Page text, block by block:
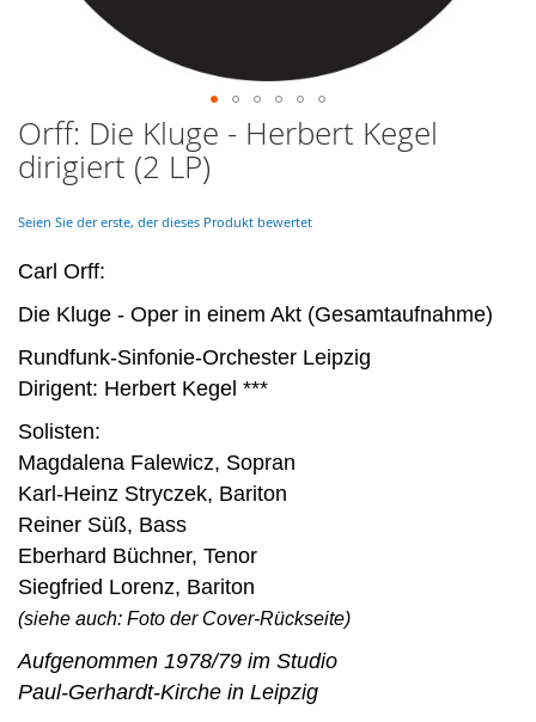
Skip
to
the
of
images
Orff: Die Kluge - Herbert Kegel
dirigiert (2 LP)
Seien Sie der erste, der dieses Produkt bewertet
Carl Orff:
Die Kluge - Oper in einem Akt (Gesamtaufnahme)
Rundfunk-Sinfonie-Orchester Leipzig
Dirigent: Herbert Kegel ***
Solisten:
Magdalena Falewicz, Sopran
Karl-Heinz Stryczek, Bariton
Reiner Süß, Bass
Eberhard Büchner, Tenor
Siegfried Lorenz, Bariton
(siehe auch: Foto der Cover-Rückseite)
Aufgenommen 1978/79 im Studio
Paul-Gerhardt-Kirche in Leipzig